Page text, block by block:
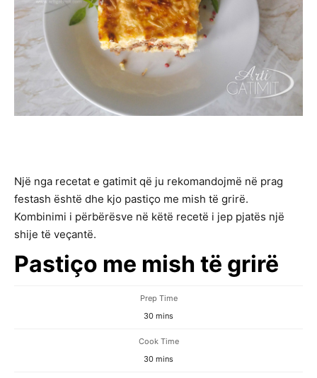
Një nga recetat e gatimit që ju rekomandojmë në prag
festash është dhe kjo pastiço me mish të grirë.
Kombinimi i përbërësve në këtë recetë i jep pjatës një
shije të veçantë.
Pastiço me mish të grirë
Prep Time
30minutes
mins
Cook Time
30minutes
mins